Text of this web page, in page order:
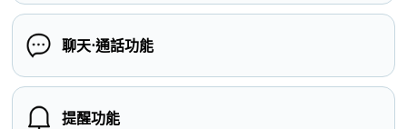
聊天⋅通話功能
提醒功能